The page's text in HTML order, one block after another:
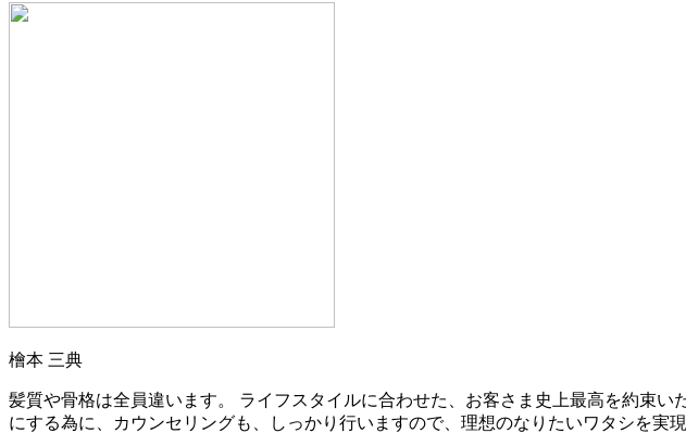
檜本 三典
髪質や骨格は全員違います。 ライフスタイルに合わせた、お客さま史上最高を約束
にする為に、カウンセリングも、しっかり行いますので、理想のなりたいワタシを実